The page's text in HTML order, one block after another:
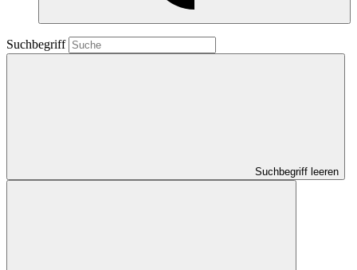
Suchbegriff
Suchbegriff leeren